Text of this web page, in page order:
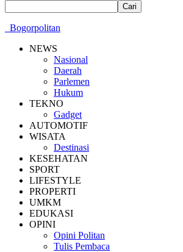
Bogorpolitan
NEWS
Nasional
Daerah
Parlemen
Hukum
TEKNO
Gadget
AUTOMOTIF
WISATA
Destinasi
KESEHATAN
SPORT
LIFESTYLE
PROPERTI
UMKM
EDUKASI
OPINI
Opini Politan
Tulis Pembaca